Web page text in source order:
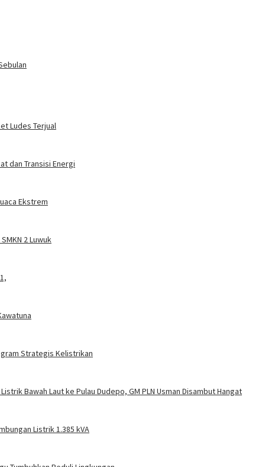
Ludes Terjual
dan Transisi Energi
Ekstrem
2 Luwuk
Strategis Kelistrikan
Bawah Laut ke Pulau Dudepo, GM PLN Usman Disambut Hangat
Listrik 1.385 kVA